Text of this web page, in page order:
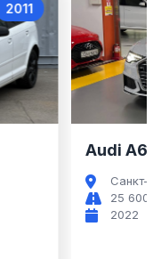
2011
Audi A6
Санкт-
25 600
2022